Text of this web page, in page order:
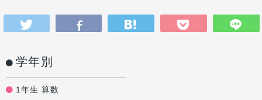
学年別
1年生 算数